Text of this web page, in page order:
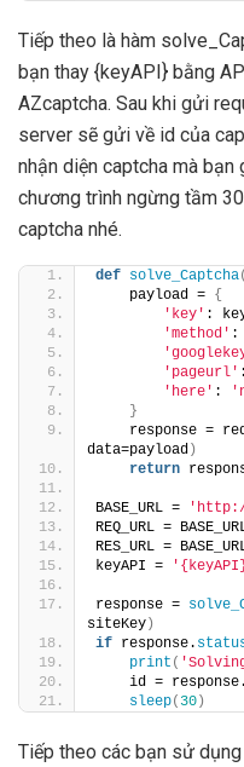
Tiếp theo là hàm
bạn thay {keyAPI} bằng
AZcaptcha. Sau khi gửi
server sẽ gửi về id của
nhận diện captcha mà
chương trình ngừng tầm
captcha nhé.
def solve_Captcha(
    payload =
{
'key' :
'method' :
'pageurl'
'here' :
}
response =
data=payload )
return
BASE_URL =
REQ_URL =
RES_URL =
keyAPI =
response =
siteKey )
if response.
print (
    id = response.
sleep( 30 )
Tiếp theo các bạn sử